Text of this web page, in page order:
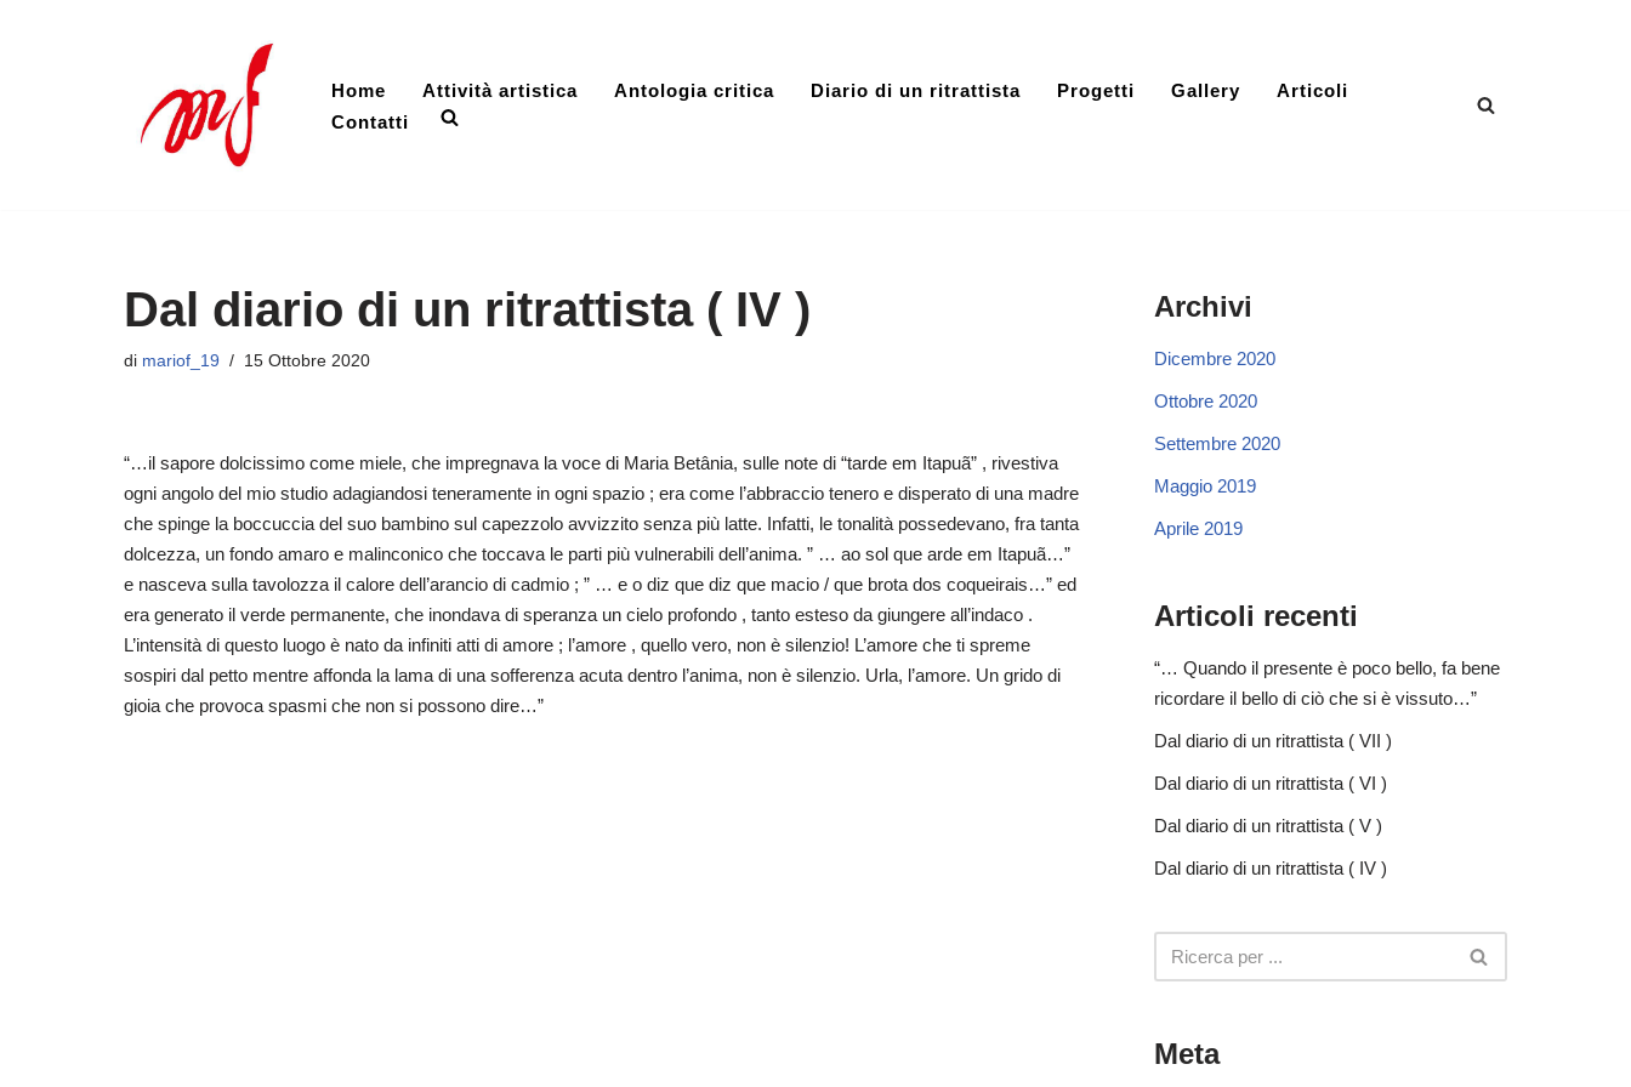
Home Attività artistica Antologia critica Diario di un ritrattista Progetti Gallery
Articoli
Contatti
Dal diario di un ritrattista ( IV )
di mariof_19 15 Ottobre 2020
“…il sapore dolcissimo come miele, che impregnava la voce di Maria Betânia, sulle note di “tarde em Itapuã” , rivestiva
ogni angolo del mio studio adagiandosi teneramente in ogni spazio ; era come l’abbraccio tenero e disperato di una madre
che spinge la boccuccia del suo bambino sul capezzolo avvizzito senza più latte. Infatti, le tonalità possedevano, fra tanta
dolcezza, un fondo amaro e malinconico che toccava le parti più vulnerabili dell’anima. ” … ao sol que arde em Itapuã…”
e nasceva sulla tavolozza il calore dell’arancio di cadmio ; ” … e o diz que diz que macio / que brota dos coqueirais…” ed
era generato il verde permanente, che inondava di speranza un cielo profondo , tanto esteso da giungere all’indaco .
L’intensità di questo luogo è nato da infiniti atti di amore ; l’amore , quello vero, non è silenzio! L’amore che ti spreme
sospiri dal petto mentre affonda la lama di una sofferenza acuta dentro l’anima, non è silenzio. Urla, l’amore. Un grido di
gioia che provoca spasmi che non si possono dire…”
Archivi
Dicembre 2020
Ottobre 2020
Settembre 2020
Maggio 2019
Aprile 2019
Articoli recenti
“… Quando il presente è poco bello, fa bene
ricordare il bello di ciò che si è vissuto…”
Dal diario di un ritrattista ( VII )
Dal diario di un ritrattista ( VI )
Dal diario di un ritrattista ( V )
Dal diario di un ritrattista ( IV )
Meta